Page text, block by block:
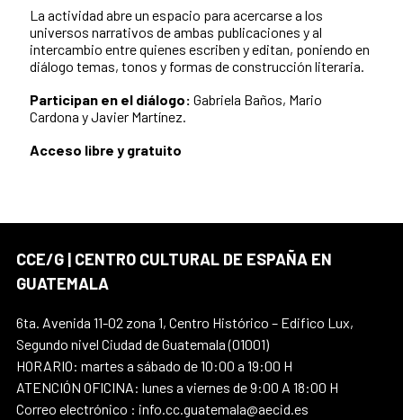
La actividad abre un espacio para acercarse a los
universos narrativos de ambas publicaciones y al
intercambio entre quienes escriben y editan, poniendo en
diálogo temas, tonos y formas de construcción literaria.
Participan en el diálogo: Gabriela Baños, Mario
Cardona y Javier Martínez.
Acceso libre y gratuito
CCE/G | CENTRO CULTURAL DE ESPAÑA EN
GUATEMALA
6ta. Avenida 11-02 zona 1, Centro Histórico – Edifico Lux,
Segundo nivel Ciudad de Guatemala (01001)
HORARIO: martes a sábado de 10:00 a 19:00 H
ATENCIÓN OFICINA: lunes a viernes de 9:00 A 18:00 H
Correo electrónico : info.cc.guatemala@aecid.es